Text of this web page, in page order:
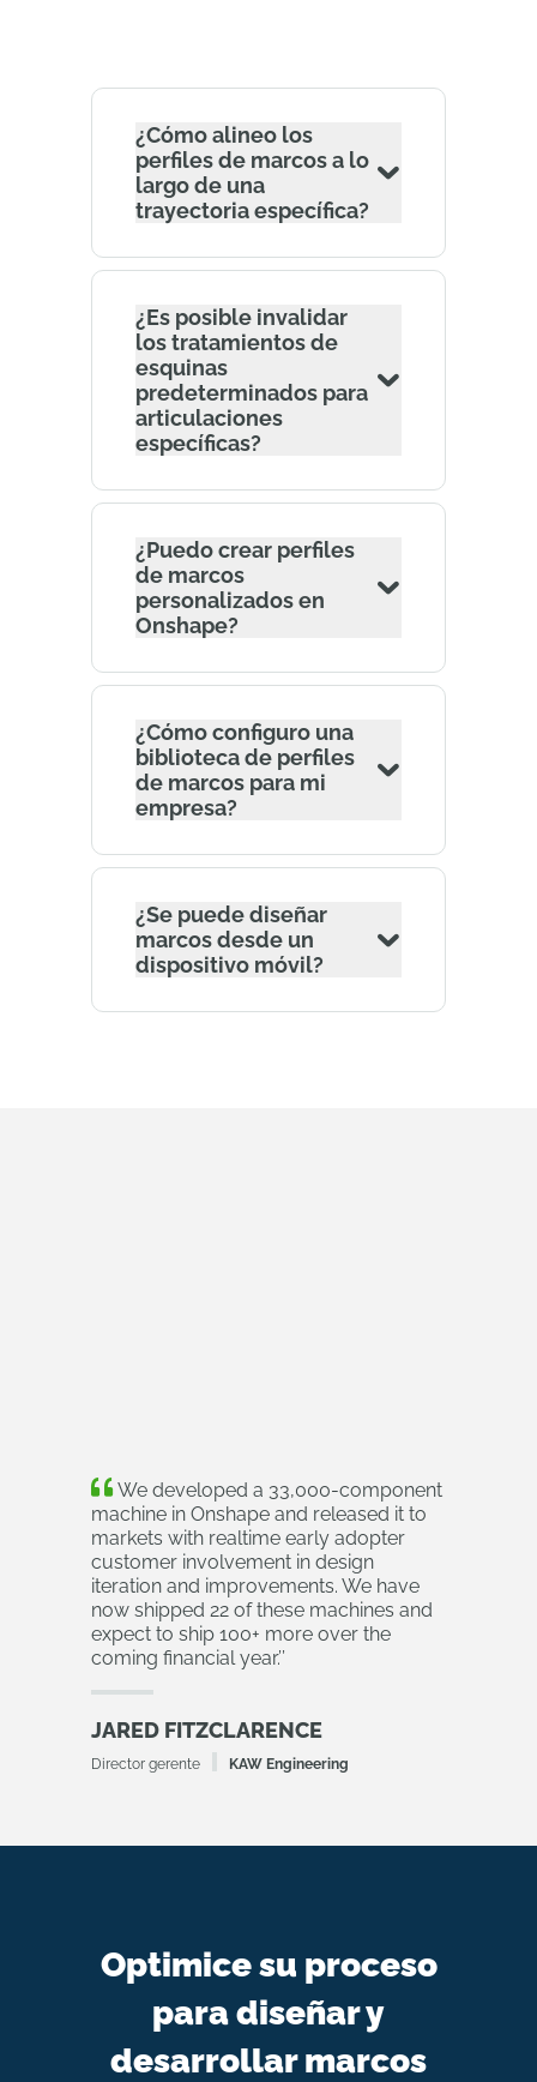
¿Cómo alineo los
perfiles de marcos a lo
largo de una
trayectoria específica?
¿Es posible invalidar
los tratamientos de
esquinas
predeterminados para
articulaciones
específicas?
¿Puedo crear perfiles
de marcos
personalizados en
Onshape?
¿Cómo configuro una
biblioteca de perfiles
de marcos para mi
empresa?
¿Se puede diseñar
marcos desde un
dispositivo móvil?
We developed a 33,000-component
machine in Onshape and released it to
markets with realtime early adopter
customer involvement in design
iteration and improvements. We have
now shipped 22 of these machines and
expect to ship 100+ more over the
coming financial year.’’
JARED FITZCLARENCE
Director gerente KAW Engineering
Optimice su proceso
para diseñar y
desarrollar marcos